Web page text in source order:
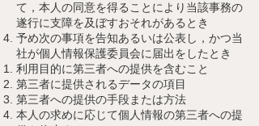
て，本人の同意を得ることにより当該事務の
遂行に支障を及ぼすおそれがあるとき
予め次の事項を告知あるいは公表し，かつ当
社が個人情報保護委員会に届出をしたとき
利用目的に第三者への提供を含むこと
第三者に提供されるデータの項目
第三者への提供の手段または方法
本人の求めに応じて個人情報の第三者への提